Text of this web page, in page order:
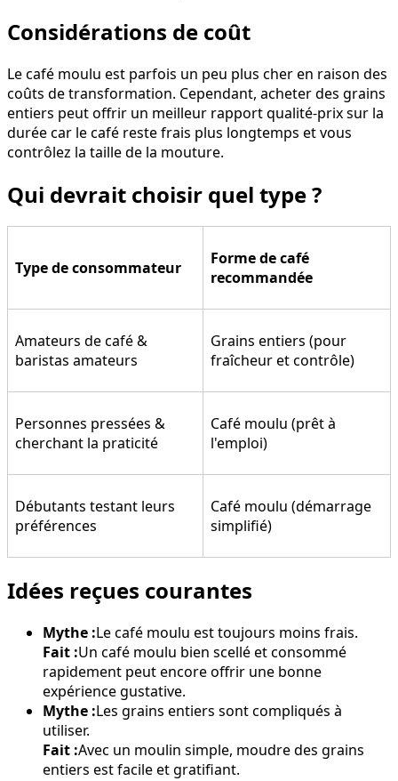
Considérations de coût
Le café moulu est parfois un peu plus cher en raison des
coûts de transformation. Cependant, acheter des grains
entiers peut offrir un meilleur rapport qualité-prix sur la
durée car le café reste frais plus longtemps et vous
contrôlez la taille de la mouture.
Qui devrait choisir quel type ?
Type de consommateur
Forme de café
recommandée
Amateurs de café &
baristas amateurs
Grains entiers (pour
fraîcheur et contrôle)
Personnes pressées &
cherchant la praticité
Café moulu (prêt à
l'emploi)
Débutants testant leurs
préférences
Café moulu (démarrage
simplifié)
Idées reçues courantes
Mythe :Le café moulu est toujours moins frais.
Fait :Un café moulu bien scellé et consommé
rapidement peut encore offrir une bonne
expérience gustative.
Mythe :Les grains entiers sont compliqués à
utiliser.
Fait :Avec un moulin simple, moudre des grains
entiers est facile et gratifiant.